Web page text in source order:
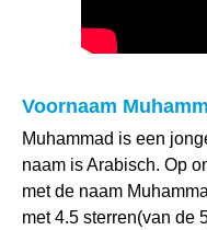
Voornaam
Muhammad is een
naam is Arabisch. Op
met de naam
met 4.5 sterren(van de